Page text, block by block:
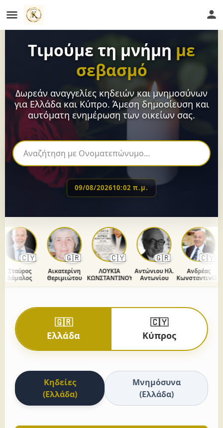
Τιμούμε τη μνήμη με
σεβασμό
Δωρεάν αναγγελίες κηδειών και μνημοσύνων
για Ελλάδα και Κύπρο. Άμεση δημοσίευση και
αυτόματη ενημέρωση των οικείων σας.
09/08/202610:02 π.μ.
🇨🇾
Σταύρος
Δάμαλος
🇬🇷
Αικατερίνη
Θεριμιώτου
🇨🇾
ΛΟΥΚΙΑ
ΚΩΝΣΤΑΝΤΙΝΟΥ
🇬🇷
Αντώνιου Ηλ.
Αντωνίου
🇨🇾
Ανδρέας
Κωνσταντινίδης
🇬🇷
Ελλάδα
🇨🇾
Κύπρος
Κηδείες
(Ελλάδα)
Μνημόσυνα
(Ελλάδα)